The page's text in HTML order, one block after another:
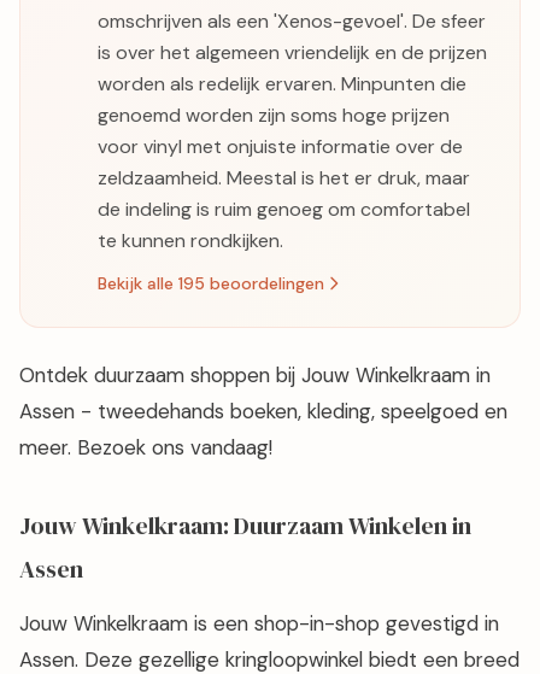
omschrijven als een 'Xenos-gevoel'. De sfeer
is over het algemeen vriendelijk en de prijzen
worden als redelijk ervaren. Minpunten die
genoemd worden zijn soms hoge prijzen
voor vinyl met onjuiste informatie over de
zeldzaamheid. Meestal is het er druk, maar
de indeling is ruim genoeg om comfortabel
te kunnen rondkijken.
Bekijk alle 195 beoordelingen
Ontdek duurzaam shoppen bij Jouw Winkelkraam in
Assen - tweedehands boeken, kleding, speelgoed en
meer. Bezoek ons vandaag!
Jouw Winkelkraam: Duurzaam Winkelen in
Assen
Jouw Winkelkraam is een shop-in-shop gevestigd in
Assen. Deze gezellige kringloopwinkel biedt een breed